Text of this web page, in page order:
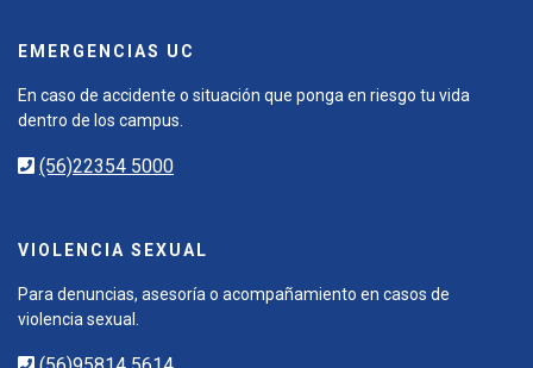
EMERGENCIAS UC
En caso de accidente o situación que ponga en riesgo tu vida
dentro de los campus.
(56)22354 5000
VIOLENCIA SEXUAL
Para denuncias, asesoría o acompañamiento en casos de
violencia sexual.